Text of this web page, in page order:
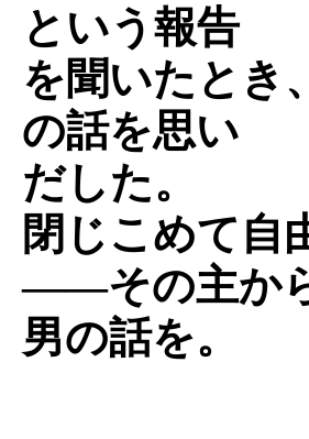
という報告
を聞いたとき
の話を思い
だした。
閉じこめて自
――その主か
男の話を。